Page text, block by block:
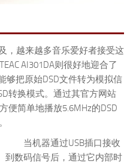
，越来越多音乐爱好者接受这
AI301DA则很好地迎合了
够把原始DSD文件转为模拟信
转换模式。通过其官方网站
便简单地播放5.6MHz的DSD
当机器通过USB插口接收
到数码信号后，通过它内部时